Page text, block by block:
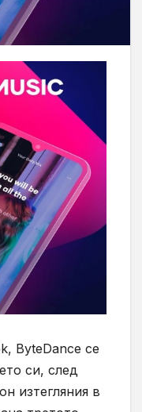
ByteDance се
си, след
изтегляния в